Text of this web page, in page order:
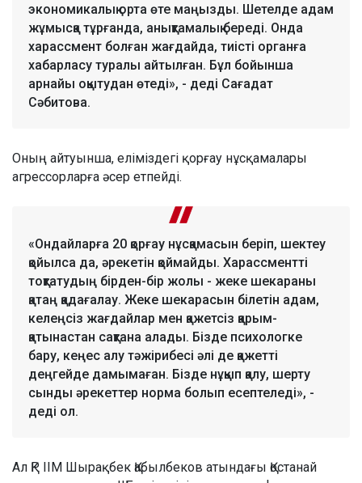
экономикалық орта өте маңызды. Шетелде адам
жұмысқа тұрғанда, анықтамалық береді. Онда
харассмент болған жағдайда, тиісті органға
хабарласу туралы айтылған. Бұл бойынша
арнайы оқытудан өтеді», - деді Сағадат
Сәбитова.
Оның айтуынша, еліміздегі қорғау нұсқамалары
агрессорларға әсер етпейді.
«Ондайларға 20 қорғау нұсқамасын беріп, шектеу
қойылса да, әрекетін қоймайды. Харассментті
тоқтатудың бірден-бір жолы - жеке шекараны
қатаң қадағалау. Жеке шекарасын білетін адам,
келеңсіз жағдайлар мен қажетсіз қарым-
қатынастан сақтана алады. Бізде психологке
бару, кеңес алу тәжірибесі әлі де қажетті
деңгейде дамымаған. Бізде нұқып қалу, шерту
сынды әрекеттер норма болып есептеледі», -
деді ол.
Ал ҚР ІІМ Шырақбек Қабылбеков атындағы Қостанай